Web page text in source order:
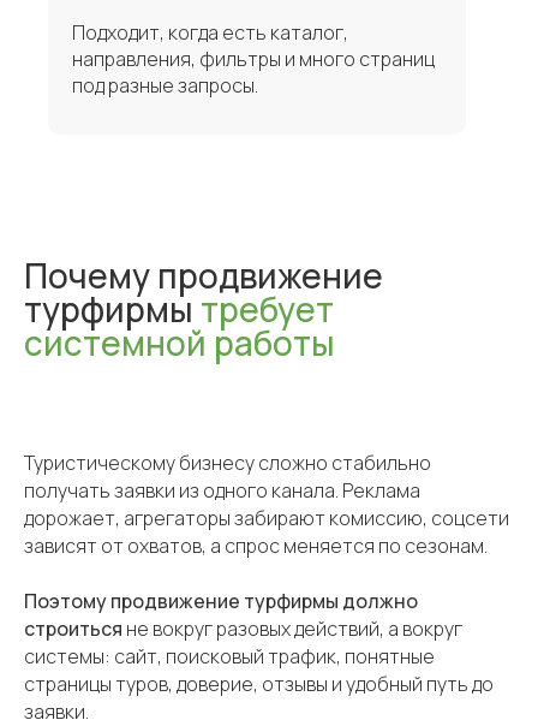
Подходит, когда есть каталог,
направления, фильтры и много страниц
под разные запросы.
Почему продвижение
турфирмы требует
системной работы
Туристическому бизнесу сложно стабильно
получать заявки из одного канала. Реклама
дорожает, агрегаторы забирают комиссию, соцсети
зависят от охватов, а спрос меняется по сезонам.
Поэтому продвижение турфирмы должно
строиться не вокруг разовых действий, а вокруг
системы: сайт, поисковый трафик, понятные
страницы туров, доверие, отзывы и удобный путь до
заявки.
оптимальное решение для
Вашего бизнеса.
Оставить заявку
+7 (958)- 635-01-21